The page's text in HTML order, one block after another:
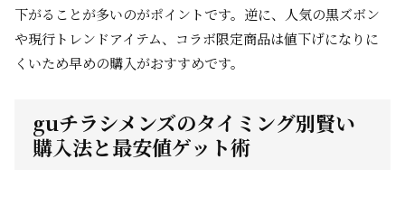
下がることが多いのがポイントです。逆に、人気の黒ズボン
や現行トレンドアイテム、コラボ限定商品は値下げになりに
くいため早めの購入がおすすめです。
guチラシメンズのタイミング別賢い
購入法と最安値ゲット術